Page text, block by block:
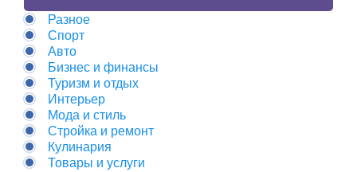
Разное
Спорт
Авто
Бизнес и финансы
Туризм и отдых
Интерьер
Мода и стиль
Стройка и ремонт
Кулинария
Товары и услуги